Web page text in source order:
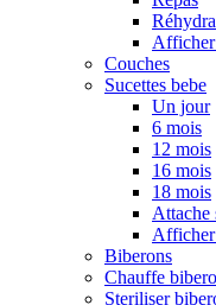
Couches
Sucettes bebe
Un jour
6 mois
12 mois
16 mois
18 mois
Attache
Biberons
Chauffe
Steriliser